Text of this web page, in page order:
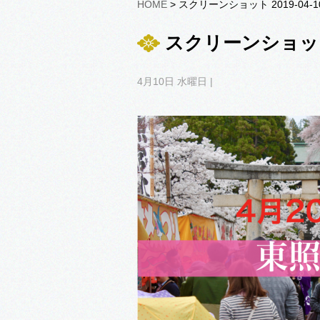
HOME> スクリーンショット 2019-04-
スクリーンショッ
4月10日 水曜日 |